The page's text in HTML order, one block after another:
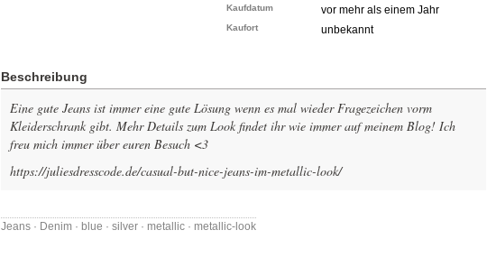
Kaufdatum vor mehr als einem Jahr
Kaufort unbekannt
Beschreibung
Eine gute Jeans ist immer eine gute Lösung wenn es mal wieder Fragezeichen vorm
Kleiderschrank gibt. Mehr Details zum Look findet ihr wie immer auf meinem Blog! Ich
freu mich immer über euren Besuch <3
https://juliesdresscode.de/casual-but-nice-jeans-im-metallic-look/
Jeans · Denim · blue · silver · metallic · metallic-look